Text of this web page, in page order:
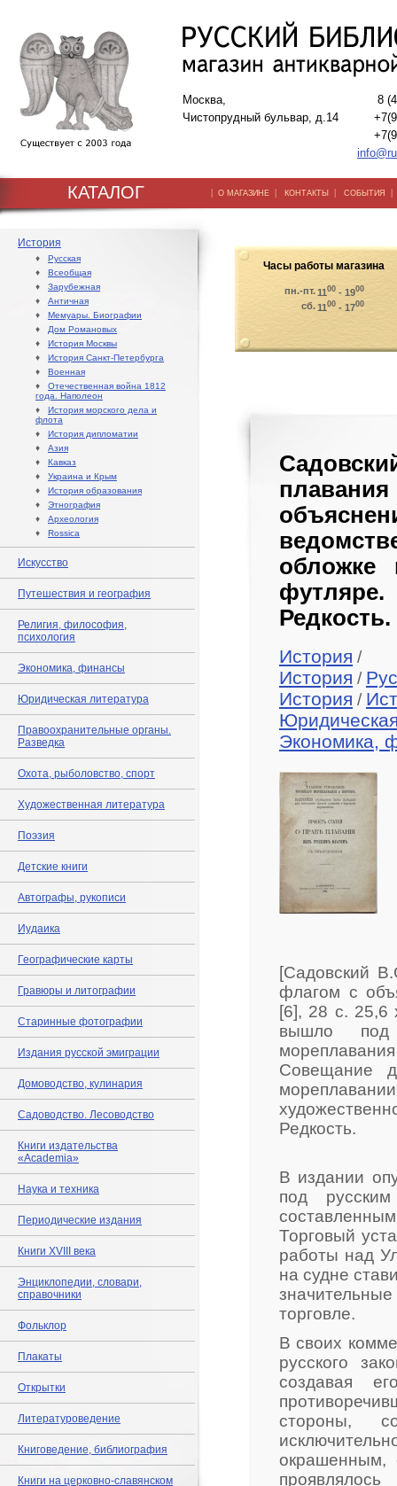
Москва,
Чистопрудный бульвар, д.14
8
КАТАЛОГ | О МАГАЗИНЕ | КОНТАКТЫ | СОБЫТИЯ
История
♦ Русская
♦ Всеобщая
♦ Зарубежная
♦ Античная
♦ Мемуары. Биографии
♦ Дом Романовых
♦ История Москвы
♦ История Санкт-Петербурга
♦ Военная
♦ Отечественная война 1812
года. Наполеон
♦ История морского дела и
флота
♦ История дипломатии
♦ Азия
♦ Кавказ
♦ Украина и Крым
♦ История образования
♦ Этнография
♦ Археология
♦ Rossica
Искусство
Путешествия и география
Религия, философия,
психология
Экономика, финансы
Юридическая литература
Правоохранительные органы.
Разведка
Охота, рыболовство, спорт
Художественная литература
Поэзия
Детские книги
Автографы, рукописи
Иудаика
Географические карты
Гравюры и литографии
Старинные фотографии
Издания русской эмиграции
Домоводство, кулинария
Садоводство. Лесоводство
Книги издательства
«Academia»
Наука и техника
Периодические издания
Книги XVIII века
Энциклопедии, словари,
справочники
Фольклор
Плакаты
Открытки
Литературоведение
Книговедение, библиография
Книги на церковно-славянском
Часы работы магазина
пн.-пт.1100 - 1900
сб.1100 - 1700
обложке
Редкость.
История /
История /
История /
Экономика,
[Садовский
флагом с
[6], 28 с. 25,6
вышло под
Совещание
Редкость.
В издании
под
Торговый
работы над
на судне
торговле.
В своих
русского
создавая
стороны,
окрашенным,